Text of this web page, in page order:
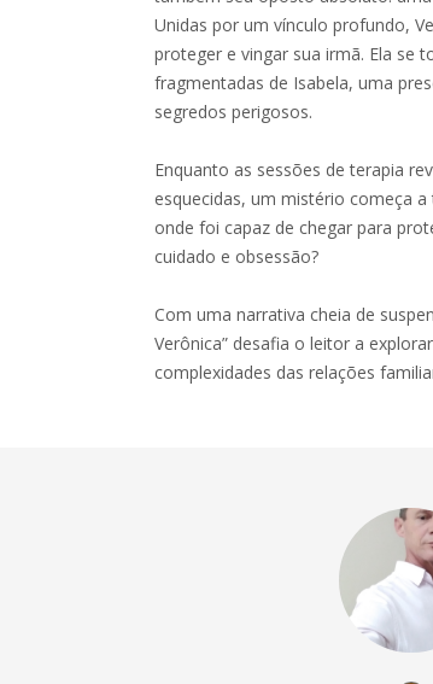
Unidas por um vínculo profundo,
proteger e vingar sua irmã. Ela se
fragmentadas de Isabela, uma
segredos perigosos.
Enquanto as sessões de terapia
esquecidas, um mistério começa
onde foi capaz de chegar para
cuidado e obsessão?
Com uma narrativa cheia de
Verônica” desafia o leitor a
complexidades das relações